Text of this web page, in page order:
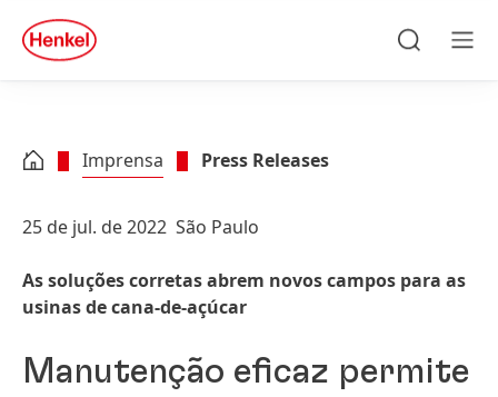
Skip to footer
quick
search
Imprensa Press Releases
25 de jul. de 2022 São Paulo
As soluções corretas abrem novos campos para as
usinas de cana-de-açúcar
Manutenção eficaz permite